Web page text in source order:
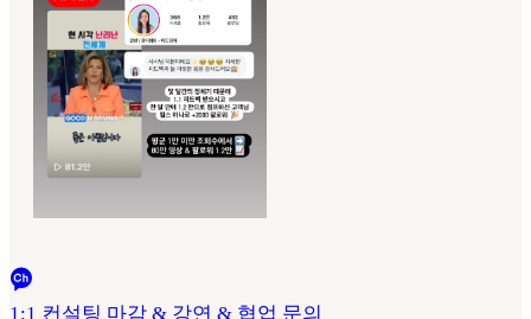
1:1 컨설팅 마감 & 강연 & 협업 문의